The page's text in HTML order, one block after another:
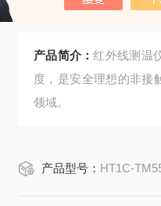
产品简介：红外线测温
度，是安全理想的非接
领域。
产品型号： HT1C-